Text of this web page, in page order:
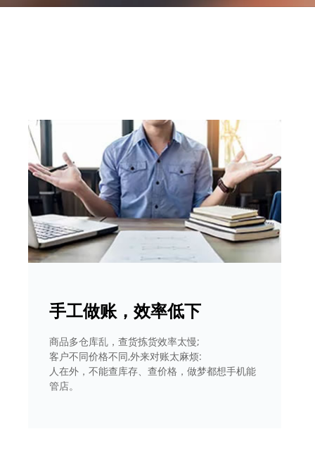
手工做账，效率低下
商品多仓库乱，查货拣货效率太慢;
客户不同价格不同,外来对账太麻烦:
人在外，不能查库存、查价格，做梦都想手机能
管店。